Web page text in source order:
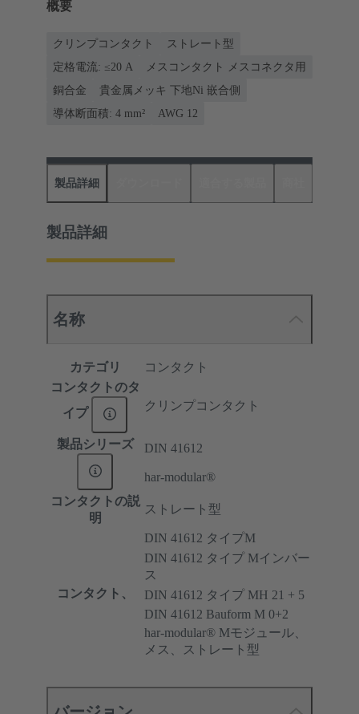
概要
クリンプコンタクト
ストレート型
定格電流: ≤20 A
メスコンタクト メスコネクタ用
銅合金
貴金属メッキ 下地Ni 嵌合側
導体断面積: 4 mm²
AWG 12
製品詳細
製品詳細
名称
カテゴリ
コンタクト
コンタクトのタ
イプ
クリンプコンタクト
製品シリーズ DIN 41612
har-modular®
コンタクトの説
明
ストレート型
コンタクト、
DIN 41612 タイプM
DIN 41612 タイプ Mインバー
ス
DIN 41612 タイプ MH 21 + 5
DIN 41612 Bauform M 0+2
har-modular® Mモジュール、
メス、ストレート型